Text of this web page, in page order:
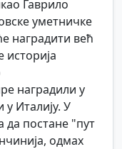
Гаврило
уметничке
наградити већ
историја
наградили у
Италију. У
да постане "пут
одмах